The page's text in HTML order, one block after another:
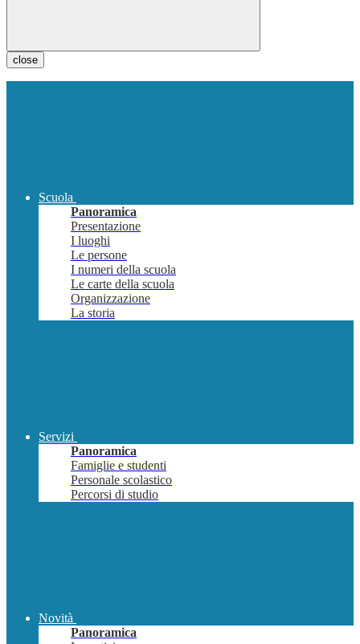
close
Scuola
Panoramica
Presentazione
I luoghi
Le persone
I numeri della scuola
Le carte della scuola
Organizzazione
La storia
Servizi
Panoramica
Famiglie e studenti
Personale scolastico
Percorsi di studio
Novità
Panoramica